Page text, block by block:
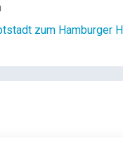
zum Hamburger